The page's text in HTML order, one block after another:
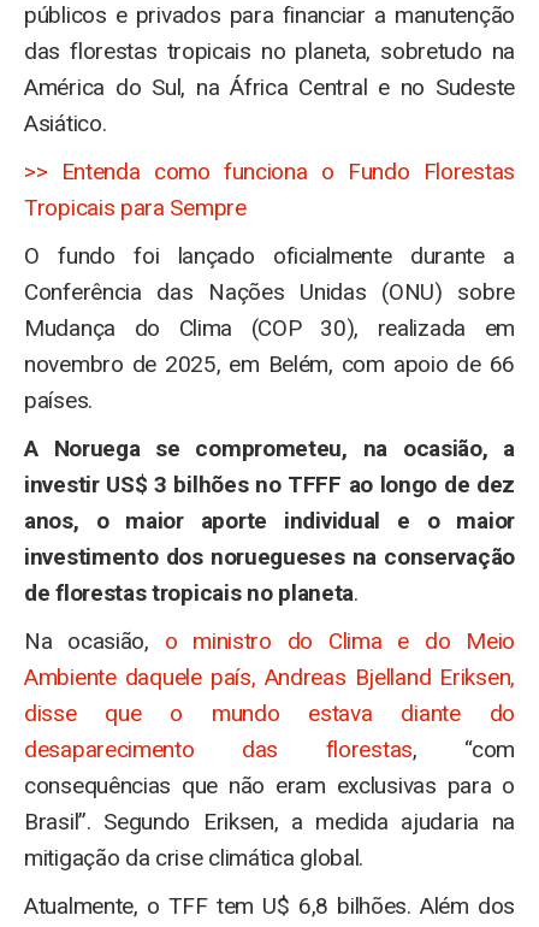
públicos e privados para financiar a manutenção
das florestas tropicais no planeta, sobretudo na
América do Sul, na África Central e no Sudeste
Asiático.
>> Entenda como funciona o Fundo Florestas
Tropicais para Sempre
O fundo foi lançado oficialmente durante a
Conferência das Nações Unidas (ONU) sobre
Mudança do Clima (COP 30), realizada em
novembro de 2025, em Belém, com apoio de 66
países.
A Noruega se comprometeu, na ocasião, a
investir US$ 3 bilhões no TFFF ao longo de dez
anos, o maior aporte individual e o maior
investimento dos noruegueses na conservação
de florestas tropicais no planeta.
Na ocasião, o ministro do Clima e do Meio
Ambiente daquele país, Andreas Bjelland Eriksen,
disse que o mundo estava diante do
desaparecimento das florestas, “com
consequências que não eram exclusivas para o
Brasil”. Segundo Eriksen, a medida ajudaria na
mitigação da crise climática global.
Atualmente, o TFF tem U$ 6,8 bilhões. Além dos